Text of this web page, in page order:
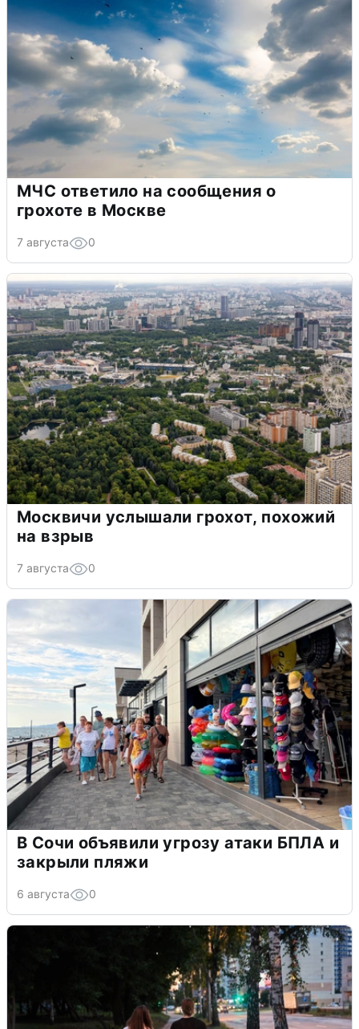
МЧС ответило на сообщения о
грохоте в Москве
7 августа 0
Москвичи услышали грохот, похожий
на взрыв
7 августа 0
В Сочи объявили угрозу атаки БПЛА и
закрыли пляжи
6 августа 0